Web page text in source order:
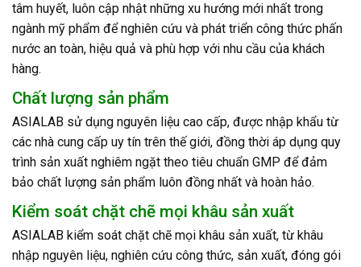
tâm huyết, luôn cập nhật những xu hướng mới nhất trong
ngành mỹ phẩm để nghiên cứu và phát triển công thức phấn
nước an toàn, hiệu quả và phù hợp với nhu cầu của khách
hàng.
Chất lượng sản phẩm
ASIALAB sử dụng nguyên liệu cao cấp, được nhập khẩu từ
các nhà cung cấp uy tín trên thế giới, đồng thời áp dụng quy
trình sản xuất nghiêm ngặt theo tiêu chuẩn GMP để đảm
bảo chất lượng sản phẩm luôn đồng nhất và hoàn hảo.
Kiểm soát chặt chẽ mọi khâu sản xuất
ASIALAB kiểm soát chặt chẽ mọi khâu sản xuất, từ khâu
nhập nguyên liệu, nghiên cứu công thức, sản xuất, đóng gói